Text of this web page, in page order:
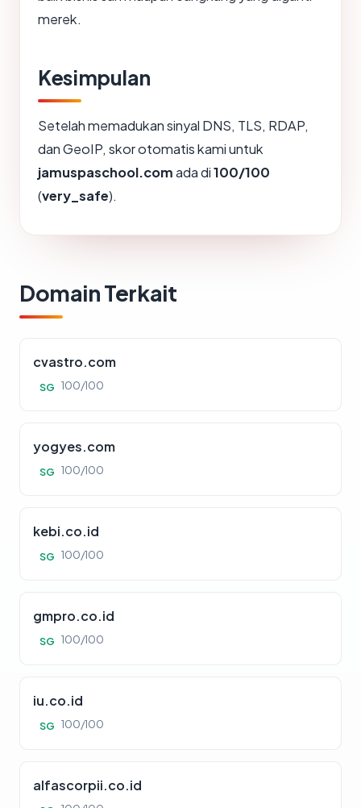
merek.
Kesimpulan
Setelah memadukan sinyal DNS, TLS, RDAP,
dan GeoIP, skor otomatis kami untuk
jamuspaschool.comada di100/100
(very_safe).
Domain Terkait
cvastro.com
SG 100/100
yogyes.com
SG 100/100
kebi.co.id
SG 100/100
gmpro.co.id
SG 100/100
iu.co.id
SG 100/100
alfascorpii.co.id